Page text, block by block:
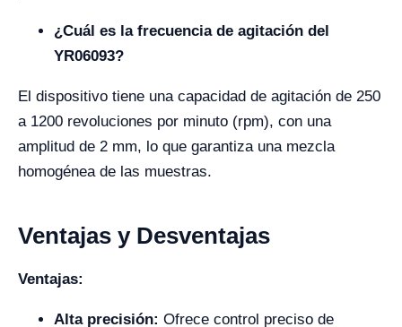
¿Cuál es la frecuencia de agitación del
YR06093?
El dispositivo tiene una capacidad de agitación de 250
a 1200 revoluciones por minuto (rpm), con una
amplitud de 2 mm, lo que garantiza una mezcla
homogénea de las muestras.
Ventajas y Desventajas
Ventajas:
Alta precisión: Ofrece control preciso de